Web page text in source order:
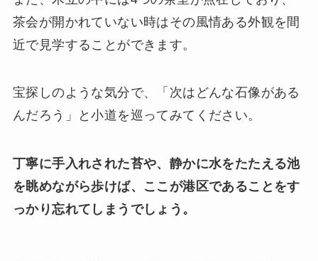
茶会が開かれていない時はその風情ある外観を間
近で見学することができます。
宝探しのような気分で、「次はどんな石像がある
んだろう」と小道を巡ってみてください。
丁寧に手入れされた苔や、静かに水をたたえる池
を眺めながら歩けば、ここが港区であることをす
っかり忘れてしまうでしょう。